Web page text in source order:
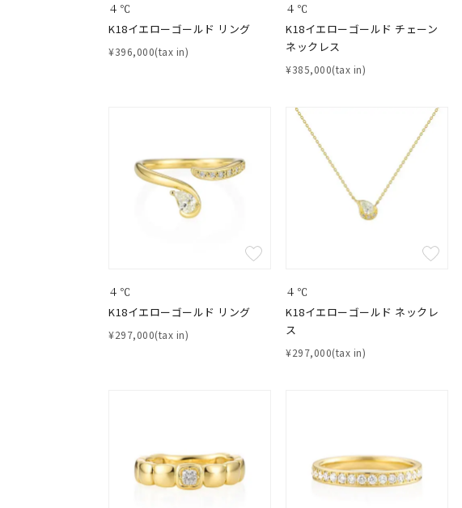
４℃
K18イエローゴールド リング
¥396,000(tax in)
４℃
K18イエローゴールド チェーン
ネックレス
¥385,000(tax in)
４℃
K18イエローゴールド リング
¥297,000(tax in)
４℃
K18イエローゴールド ネックレ
ス
¥297,000(tax in)